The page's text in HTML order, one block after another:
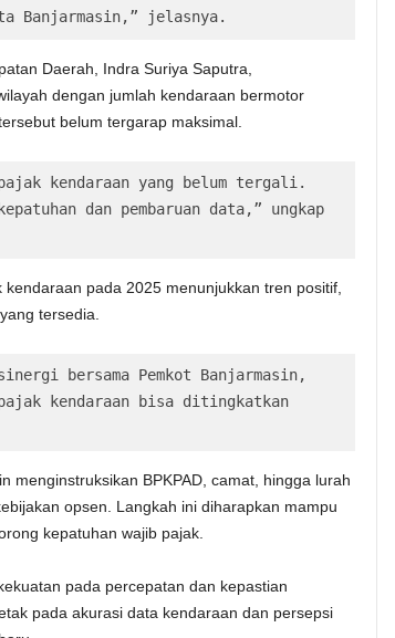
Banjarmasin,” jelasnya.
Daerah, Indra Suriya Saputra,
dengan jumlah kendaraan bermotor
belum tergarap maksimal.
kendaraan yang belum tergali.
dan pembaruan data,” ungkap
pada 2025 menunjukkan tren positif,
tersedia.
bersama Pemkot Banjarmasin,
kendaraan bisa ditingkatkan
menginstruksikan BPKPAD, camat, hingga lurah
opsen. Langkah ini diharapkan mampu
kepatuhan wajib pajak.
pada percepatan dan kepastian
pada akurasi data kendaraan dan persepsi